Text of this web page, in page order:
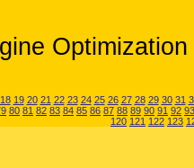
18 19 20 21 22 23 24 25 26 27 28 29 30 31
80 81 82 83 84 85 86 87 88 89 90 91 92 93
120 121 122 123